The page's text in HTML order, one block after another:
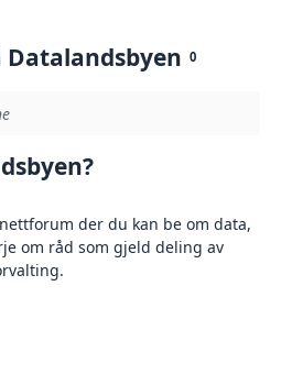
0
der du kan be om data,
om råd som gjeld deling av